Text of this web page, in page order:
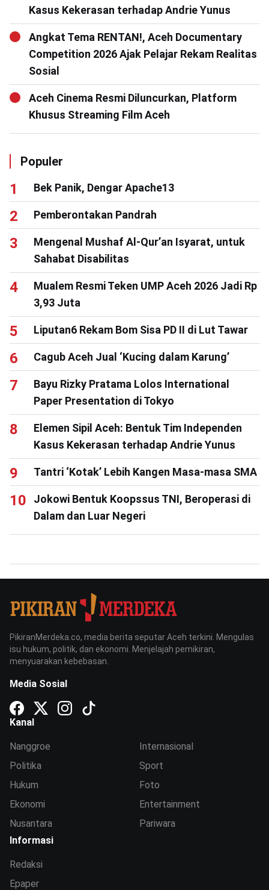
Kasus Kekerasan terhadap Andrie Yunus
Angkat Tema RENTAN!, Aceh Documentary
Competition 2026 Ajak Pelajar Rekam Realitas
Sosial
Aceh Cinema Resmi Diluncurkan, Platform
Khusus Streaming Film Aceh
Populer
Bek Panik, Dengar Apache13
Pemberontakan Pandrah
Mengenal Mushaf Al-Qur’an Isyarat, untuk
Sahabat Disabilitas
Mualem Resmi Teken UMP Aceh 2026 Jadi Rp
3,93 Juta
Liputan6 Rekam Bom Sisa PD II di Lut Tawar
Cagub Aceh Jual ‘Kucing dalam Karung’
Bayu Rizky Pratama Lolos International
Paper Presentation di Tokyo
Elemen Sipil Aceh: Bentuk Tim Independen
Kasus Kekerasan terhadap Andrie Yunus
Tantri ‘Kotak’ Lebih Kangen Masa-masa SMA
Jokowi Bentuk Koopssus TNI, Beroperasi di
Dalam dan Luar Negeri
PikiranMerdeka.co, media berita seputar Aceh terkini. Mengulas
isu hukum, politik, dan ekonomi. Menjelajah pemikiran,
menyuarakan kebebasan.
Media Sosial
Kanal
Nanggroe
Politika
Hukum
Ekonomi
Nusantara
Internasional
Sport
Foto
Entertainment
Pariwara
Informasi
Redaksi
Epaper